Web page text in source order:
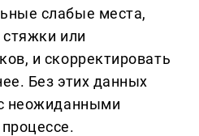
слабые места,
стяжки или
и скорректировать
Без этих данных
неожиданными